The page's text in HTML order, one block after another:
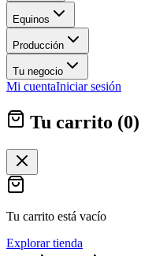
Equinos
Producción
Tu negocio
Mi cuentaIniciar sesión
Tu carrito (0)
Tu carrito está vacío
Explorar tienda